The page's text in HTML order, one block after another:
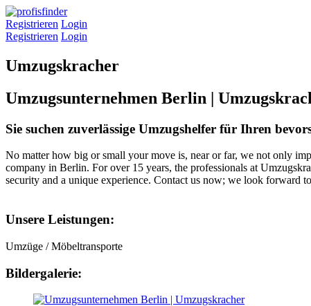
Registrieren Login
Registrieren Login
Umzugskracher
Umzugsunternehmen Berlin |
Sie suchen zuverlässige Umzugshelfer für Ihren
No matter how big or small your move is, near or far, we not only
company in Berlin. For over 15 years, the professionals at
security and a unique experience. Contact us now; we look forward
Unsere Leistungen:
Umzüge / Möbeltransporte
Bildergalerie: